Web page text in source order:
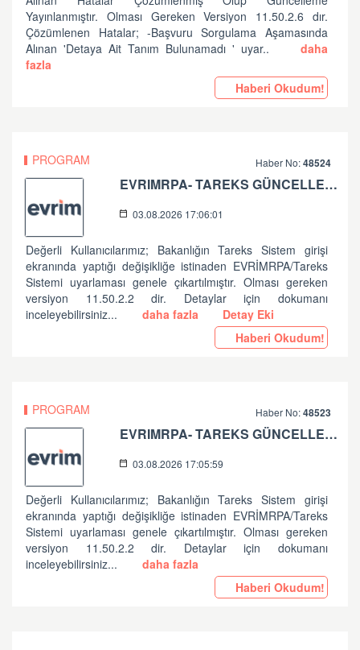
Yayınlanmıştır. Olması Gereken Versiyon 11.50.2.6 dır.
Çözümlenen Hatalar; -Başvuru Sorgulama Aşamasında
Alınan 'Detaya Ait Tanım Bulunamadı ' uyar..
daha
fazla
Haberi Okudum!
PROGRAM Haber No:48524
EVRIMRPA- TAREKS GÜNCELLEMESI HAKKINDA (V: 11.50.2.2)
03.08.2026 17:06:01
Değerli Kullanıcılarımız; Bakanlığın Tareks Sistem girişi
ekranında yaptığı değişikliğe istinaden EVRİMRPA/Tareks
Sistemi uyarlaması genele çıkartılmıştır. Olması gereken
versiyon 11.50.2.2 dir. Detaylar için dokumanı
inceleyebilirsiniz...
daha fazla
Detay Eki
Haberi Okudum!
PROGRAM Haber No:48523
EVRIMRPA- TAREKS GÜNCELLEMESI HAKKINDA
03.08.2026 17:05:59
Değerli Kullanıcılarımız; Bakanlığın Tareks Sistem girişi
ekranında yaptığı değişikliğe istinaden EVRİMRPA/Tareks
Sistemi uyarlaması genele çıkartılmıştır. Olması gereken
versiyon 11.50.2.2 dir. Detaylar için dokumanı
inceleyebilirsiniz...
daha fazla
Haberi Okudum!